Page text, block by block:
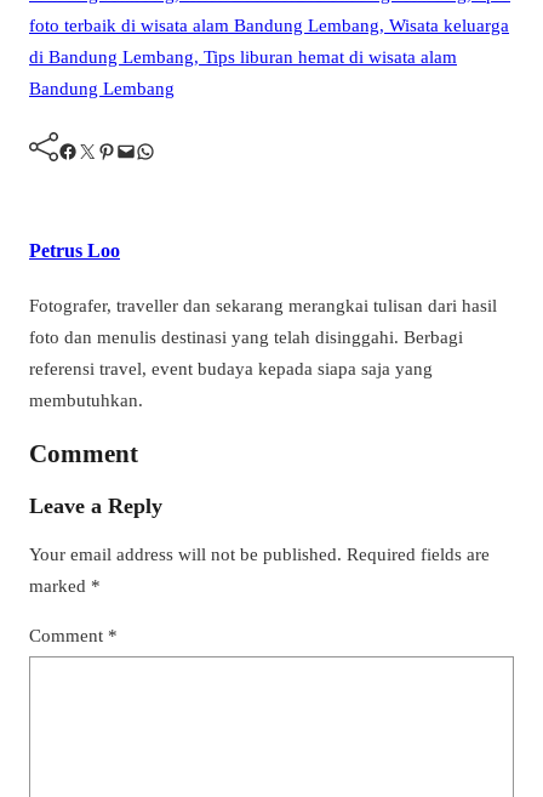
Facebook Twitter Pinterest Mail WhatsApp
Petrus Loo
Fotografer, traveller dan sekarang merangkai tulisan dari hasil
foto dan menulis destinasi yang telah disinggahi. Berbagi
referensi travel, event budaya kepada siapa saja yang
membutuhkan.
Comment
Leave a Reply
Your email address will not be published. Required fields are
marked *
Comment *